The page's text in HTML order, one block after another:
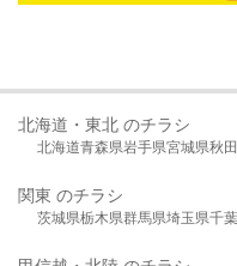
北海道・東北 のチラシ
北海道青森県岩手県宮城県秋
関東 のチラシ
茨城県栃木県群馬県埼玉県千